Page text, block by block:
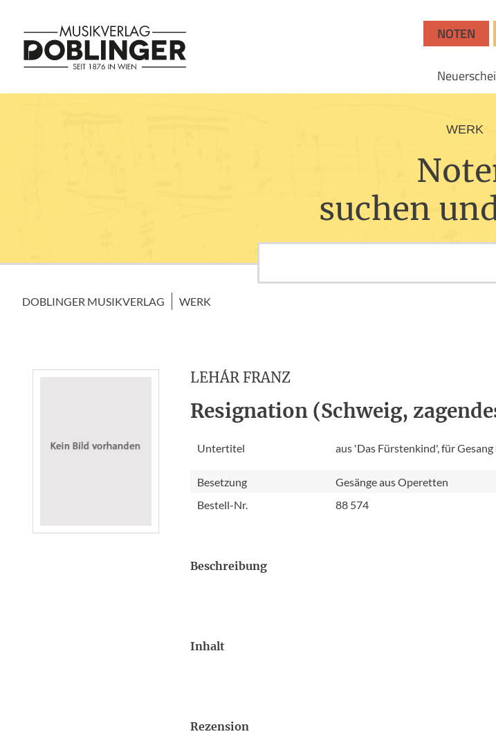
NOTEN
WERK
suchen
DOBLINGER MUSIKVERLAG WERK
LEHÁR FRANZ
Resignation (Schweig,
Untertitel aus 'Das Fürstenkind', für
Besetzung
Gesänge aus Operetten
Bestell-Nr.
88 574
Beschreibung
Inhalt
Rezension